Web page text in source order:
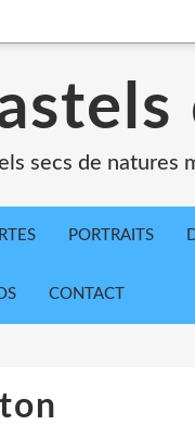
secs de natures
PORTRAITS
CONTACT